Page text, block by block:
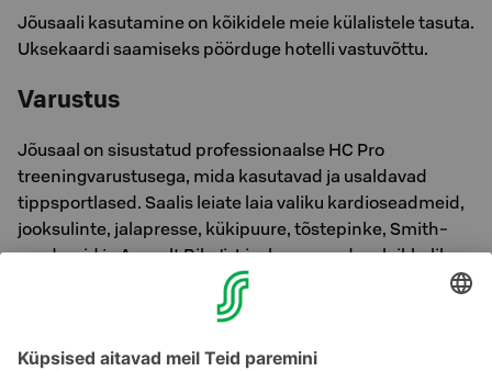
Jõusaali kasutamine on kõikidele meie külalistele tasuta.
Uksekaardi saamiseks pöörduge hotelli vastuvõttu.
Varustus
Jõusaal on sisustatud professionaalse HC Pro
treeningvarustusega, mida kasutavad ja usaldavad
tippsportlased. Saalis leiate laia valiku kardioseadmeid,
jooksulinte, jalapresse, kükipuure, tõstepinke, Smith-
seadmeid ja Assault Bike'i. Lisaks on saadaval rikkalik